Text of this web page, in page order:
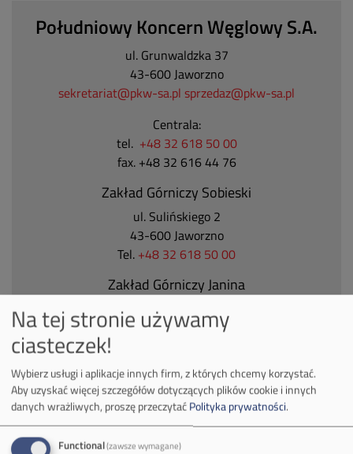
Południowy Koncern Węglowy S.A.
ul. Grunwaldzka 37
43-600 Jaworzno
sekretariat@pkw-sa.pl sprzedaz@pkw-sa.pl
Centrala:
tel. +48 32 618 50 00
fax. +48 32 616 44 76
Zakład Górniczy Sobieski
ul. Sulińskiego 2
43-600 Jaworzno
Tel. +48 32 618 50 00
Zakład Górniczy Janina
ul. Górnicza 23
32-590 Libiąż
Zakład Górniczy Brzeszcze
ul.Kościuszki 1
32-620 Brzeszcze
+48 32 716 53 00
Na tej stronie używamy
ciasteczek!
Wybierz usługi i aplikacje innych firm, z których chcemy korzystać.
Aby uzyskać więcej szczegółów dotyczących plików cookie i innych
danych wrażliwych, proszę przeczytaćPolityka prywatności.
Functional(zawsze wymagane)